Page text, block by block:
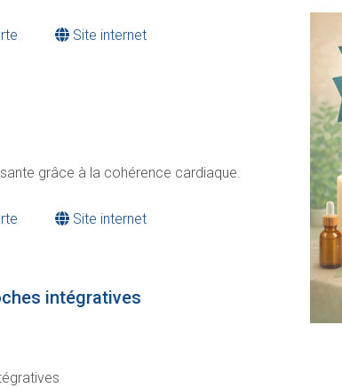
Site internet
grâce à la cohérence cardiaque.
Site internet
intégratives